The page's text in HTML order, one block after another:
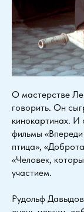
О мастерстве
говорить. Он
кинокартинах. И
фильмы
птица»,
«Человек,
участием.
Рудольф